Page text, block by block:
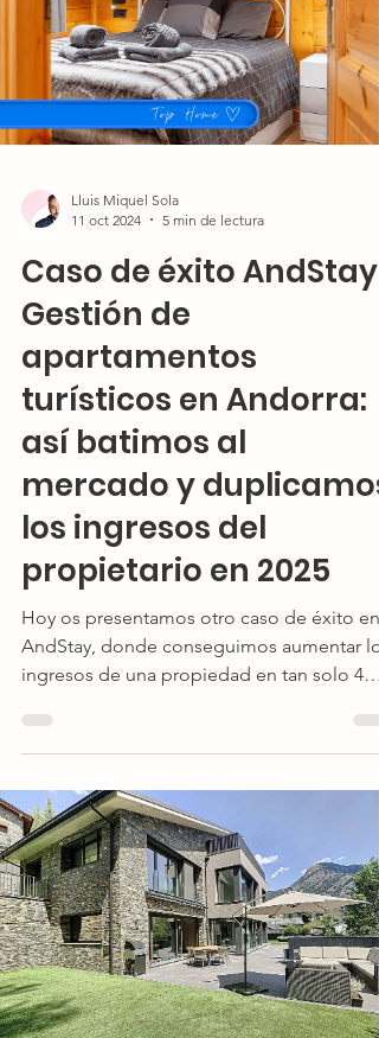
Lluis Miquel Sola
11 oct 2024
5 min de lectura
Caso de éxito AndStay |
Gestión de
apartamentos
turísticos en Andorra:
así batimos al
mercado y duplicamos
los ingresos del
propietario en 2025
Hoy os presentamos otro caso de éxito en
AndStay, donde conseguimos aumentar los
ingresos de una propiedad en tan solo 4